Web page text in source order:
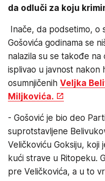
da odluči za koju
Inače, da podsetimo, o
Gošovića godinama se
nalazila su se takođe
isplivao u javnost nakon
osumnjičenih Veljka
Miljkovića.
- Gošović je bio deo
suprotstavljene
Veličkoviću Goksiju, koji
kući strave u Ritopeku.
pre Veličkovića, a u to